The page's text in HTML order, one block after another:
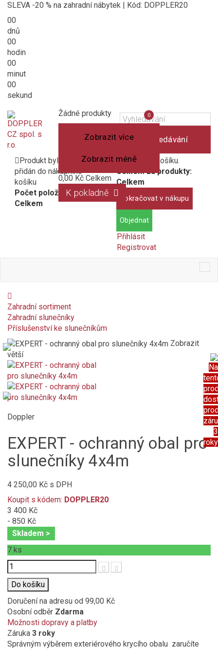
SLEVA -20 % na zahradní nábytek | Kód: DOPPLER20
00
dnů
00
hodin
00
minut
00
sekund
Vyhledávání
Košík
(prázdný)
Žádné produkty
Zobrazit více
Zobrazit méně
0,00 Kč Celkem
K pokladně
Produkt byl úspěšně
přidán do nákupního
košíku
Počet položek:
Celkem
1 produkt v košíku.
Celkem za produkty:
Celkem
Pokračovat v nákupu
Objednat
Přihlásit
Registrovat
Porovnání
produktů
0
Zahradní sortiment
Zahradní slunečníky
Příslušenství ke slunečníkům
Na
3
roky
Zobrazit
větší
Doppler
EXPERT - ochranný obal pro
slunečníky 4x4m
4 250,00 Kč s DPH
Koupit s kódem: DOPPLER20
3 400 Kč
- 850 Kč
Skladem >
7 ks
Počet
Do košíku
Doručení na adresu od 99,00 Kč
Osobní odběr Zdarma
Možnosti dopravy a platby
Záruka 3 roky
Správným výběrem exteriérového krycího obalu zaručíte